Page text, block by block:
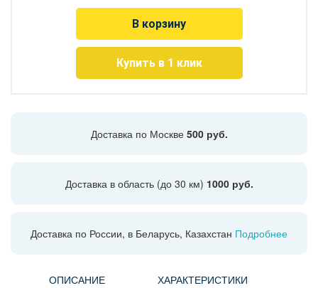
В корзину
Купить в 1 клик
Доставка по Москве 500 руб.
Доставка в область (до 30 км) 1000 руб.
Доставка по России, в Беларусь, Казахстан Подробнее
ОПИСАНИЕ ХАРАКТЕРИСТИКИ